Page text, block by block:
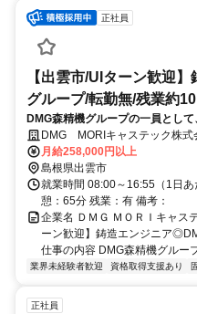
正社員
【出雲市/UIターン歓迎
グループ/転勤無/残業約
インマネージャー
DMG森精機グループの一員とし
の製造工程を担当いただきます。
DMG MORIキャステック株式
月給258,000円以上
島根県出雲市
就業時間 08:00～16:55（1日
憩：65分 残業：有 備考：
企業名 ＤＭＧ ＭＯＲＩキャス
ーン歓迎】鋳造エンジニア
仕事の内容 DMG森精機グルー
業界未経験者歓迎 資格取得支援あり
正社員